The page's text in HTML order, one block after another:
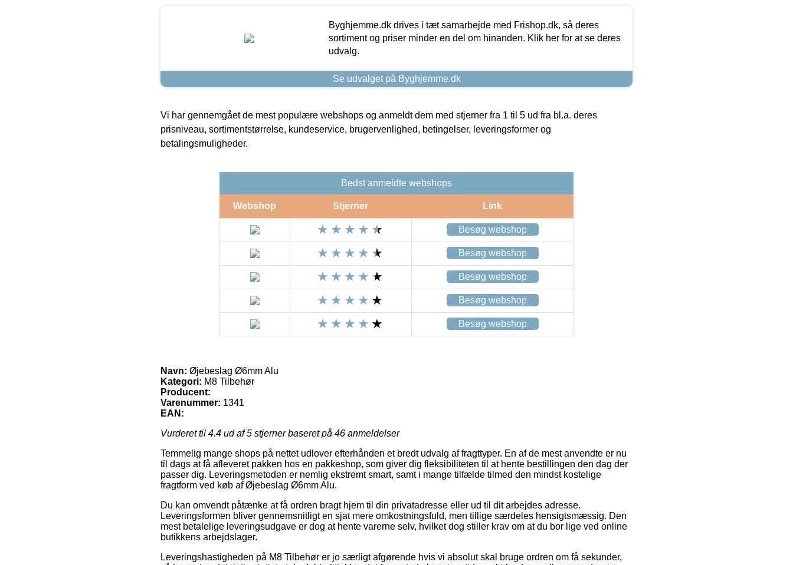
Byghjemme.dk drives i tæt samarbejde med Frishop.dk, så deres
sortiment og priser minder en del om hinanden. Klik her for at se deres
udvalg.
Se udvalget på Byghjemme.dk
Vi har gennemgået de mest populære webshops og anmeldt dem med stjerner fra 1 til 5 ud fra bl.a. deres
prisniveau, sortimentstørrelse, kundeservice, brugervenlighed, betingelser, leveringsformer og
betalingsmuligheder.
Bedst anmeldte webshops
Webshop Stjerner Link
Besøg webshop
Besøg webshop
Besøg webshop
Besøg webshop
Besøg webshop
Navn: Øjebeslag Ø6mm Alu
Kategori: M8 Tilbehør
Producent:
Varenummer: 1341
EAN:
Vurderet til 4.4 ud af 5 stjerner baseret på 46 anmeldelser
Temmelig mange shops på nettet udlover efterhånden et bredt udvalg af fragttyper. En af de mest anvendte er nu
til dags at få afleveret pakken hos en pakkeshop, som giver dig fleksibiliteten til at hente bestillingen den dag der
passer dig. Leveringsmetoden er nemlig ekstremt smart, samt i mange tilfælde tilmed den mindst kostelige
fragtform ved køb af Øjebeslag Ø6mm Alu.
Du kan omvendt påtænke at få ordren bragt hjem til din privatadresse eller ud til dit arbejdes adresse.
Leveringsformen bliver gennemsnitligt en sjat mere omkostningsfuld, men tillige særdeles hensigtsmæssig. Den
mest betalelige leveringsudgave er dog at hente varerne selv, hvilket dog stiller krav om at du bor lige ved online
butikkens arbejdslager.
Leveringshastigheden på M8 Tilbehør er jo særligt afgørende hvis vi absolut skal bruge ordren om få sekunder,